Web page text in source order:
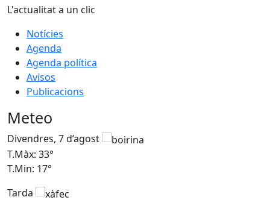
L'actualitat a un clic
Notícies
Agenda
Agenda política
Avisos
Publicacions
Meteo
Divendres, 7 d’agost
T.Màx: 33°
T.Min: 17°
Tarda